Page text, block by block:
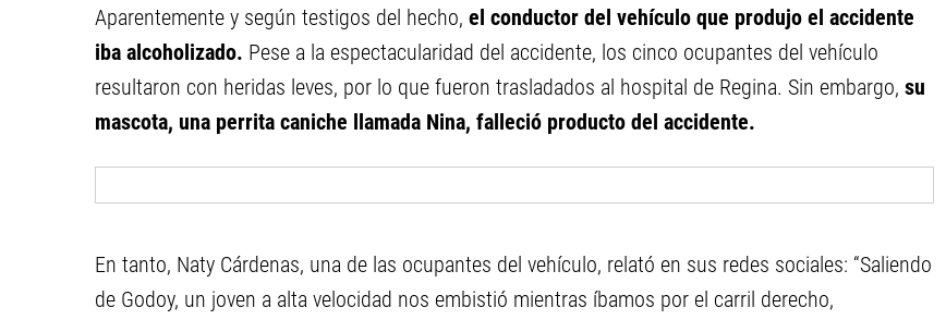
Aparentemente y según testigos del hecho, el conductor del vehículo que produjo el accidente
iba alcoholizado. Pese a la espectacularidad del accidente, los cinco ocupantes del vehículo
resultaron con heridas leves, por lo que fueron trasladados al hospital de Regina. Sin embargo, su
mascota, una perrita caniche llamada Nina, falleció producto del accidente.
En tanto, Naty Cárdenas, una de las ocupantes del vehículo, relató en sus redes sociales: “Saliendo
de Godoy, un joven a alta velocidad nos embistió mientras íbamos por el carril derecho,